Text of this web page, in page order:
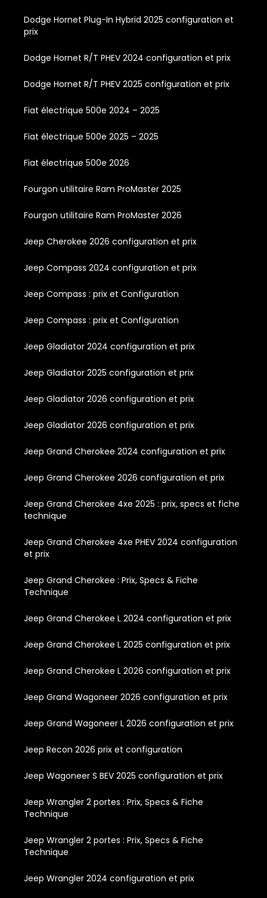
Dodge Hornet Plug-In Hybrid 2025 configuration et
prix
Dodge Hornet R/T PHEV 2024 configuration et prix
Dodge Hornet R/T PHEV 2025 configuration et prix
Fiat électrique 500e 2024 – 2025
Fiat électrique 500e 2025 – 2025
Fiat électrique 500e 2026
Fourgon utilitaire Ram ProMaster 2025
Fourgon utilitaire Ram ProMaster 2026
Jeep Cherokee 2026 configuration et prix
Jeep Compass 2024 configuration et prix
Jeep Compass : prix et Configuration
Jeep Compass : prix et Configuration
Jeep Gladiator 2024 configuration et prix
Jeep Gladiator 2025 configuration et prix
Jeep Gladiator 2026 configuration et prix
Jeep Gladiator 2026 configuration et prix
Jeep Grand Cherokee 2024 configuration et prix
Jeep Grand Cherokee 2026 configuration et prix
Jeep Grand Cherokee 4xe 2025 : prix, specs et fiche
technique
Jeep Grand Cherokee 4xe PHEV 2024 configuration
et prix
Jeep Grand Cherokee : Prix, Specs & Fiche
Technique
Jeep Grand Cherokee L 2024 configuration et prix
Jeep Grand Cherokee L 2025 configuration et prix
Jeep Grand Cherokee L 2026 configuration et prix
Jeep Grand Wagoneer 2026 configuration et prix
Jeep Grand Wagoneer L 2026 configuration et prix
Jeep Recon 2026 prix et configuration
Jeep Wagoneer S BEV 2025 configuration et prix
Jeep Wrangler 2 portes : Prix, Specs & Fiche
Technique
Jeep Wrangler 2 portes : Prix, Specs & Fiche
Technique
Jeep Wrangler 2024 configuration et prix